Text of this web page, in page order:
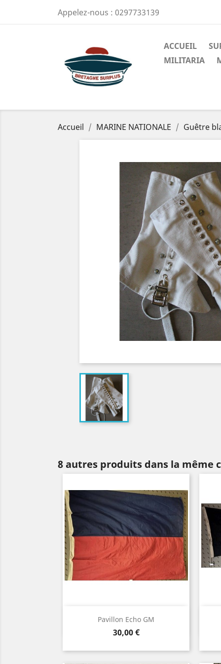
Appelez-nous : 0297733139
ACCUEIL
MILITARIA
Accueil MARINE NATIONALE Guêtre
8 autres produits dans la même
Pavillon Echo GM
Prix
30,00 €
Aperçu rapide